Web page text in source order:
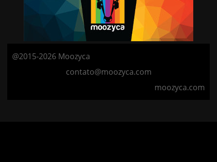
@2015-2026 Moozyca
contato@moozyca.com
moozyca.com